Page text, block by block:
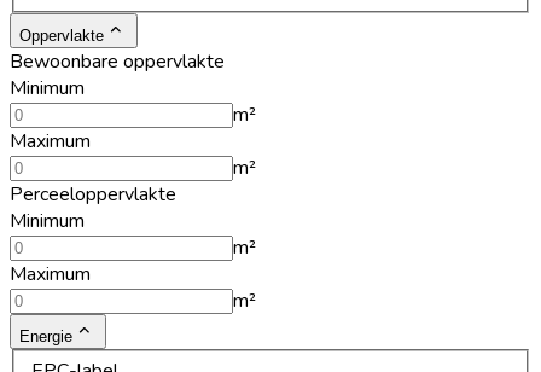
Oppervlakte
Bewoonbare oppervlakte
Minimum
m²
Maximum
m²
Perceeloppervlakte
Minimum
m²
Maximum
m²
Energie